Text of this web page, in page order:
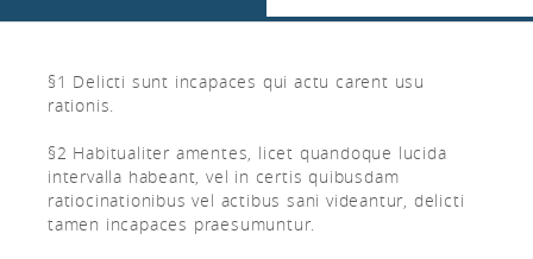
§1 Delicti sunt incapaces qui actu carent usu
rationis.
§2 Habitualiter amentes, licet quandoque lucida
intervalla habeant, vel in certis quibusdam
ratiocinationibus vel actibus sani videantur, delicti
tamen incapaces praesumuntur.